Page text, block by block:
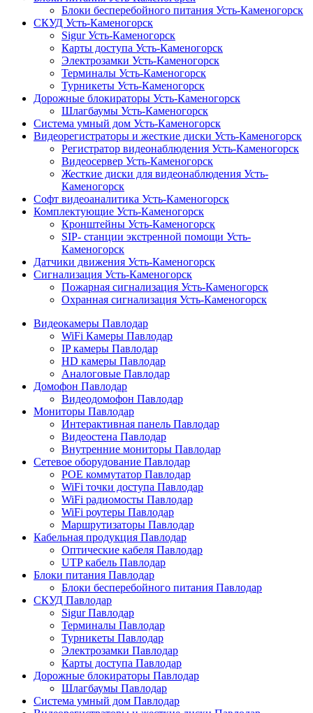
Блоки бесперебойного питания Усть-Каменогорск
СКУД Усть-Каменогорск
Sigur Усть-Каменогорск
Карты доступа Усть-Каменогорск
Электрозамки Усть-Каменогорск
Терминалы Усть-Каменогорск
Турникеты Усть-Каменогорск
Дорожные блокираторы Усть-Каменогорск
Шлагбаумы Усть-Каменогорск
Система умный дом Усть-Каменогорск
Видеорегистраторы и жесткие диски Усть-Каменогорск
Регистратор видеонаблюдения Усть-Каменогорск
Видеосервер Усть-Каменогорск
Жесткие диски для видеонаблюдения Усть-
Каменогорск
Софт видеоаналитика Усть-Каменогорск
Комплектующие Усть-Каменогорск
Кронштейны Усть-Каменогорск
SIP- станции экстренной помощи Усть-
Каменогорск
Датчики движения Усть-Каменогорск
Сигнализация Усть-Каменогорск
Пожарная сигнализация Усть-Каменогорск
Охранная сигнализация Усть-Каменогорск
Видеокамеры Павлодар
WiFi Камеры Павлодар
IP камеры Павлодар
HD камеры Павлодар
Аналоговые Павлодар
Домофон Павлодар
Видеодомофон Павлодар
Мониторы Павлодар
Интерактивная панель Павлодар
Видеостена Павлодар
Внутренние мониторы Павлодар
Сетевое оборудование Павлодар
POE коммутатор Павлодар
WiFi точки доступа Павлодар
WiFi радиомосты Павлодар
WiFi роутеры Павлодар
Маршрутизаторы Павлодар
Кабельная продукция Павлодар
Оптические кабеля Павлодар
UTP кабель Павлодар
Блоки питания Павлодар
Блоки бесперебойного питания Павлодар
СКУД Павлодар
Sigur Павлодар
Терминалы Павлодар
Турникеты Павлодар
Электрозамки Павлодар
Карты доступа Павлодар
Дорожные блокираторы Павлодар
Шлагбаумы Павлодар
Система умный дом Павлодар